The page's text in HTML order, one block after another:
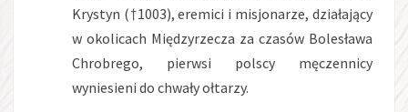
Krystyn (†1003), eremici i misjonarze, działający
w okolicach Międzyrzecza za czasów Bolesława
Chrobrego, pierwsi polscy męczennicy
wyniesieni do chwały ołtarzy.